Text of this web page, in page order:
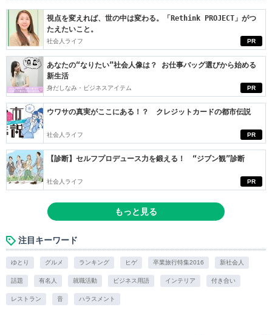
PR
視点を変えれば、世の中は変わる。「Rethink PROJECT」がつ
たえたいこと。
社会人ライフ
PR
あなたの“なりたい”社会人像は？ お仕事バッグ選びから始める
新生活
身だしなみ・ビジネスアイテム
PR
ウワサの真実がここにある！？ クレジットカードの都市伝説
社会人ライフ
PR
【診断】セルフプロデュース力を鍛える！ “ジブン観”診断
社会人ライフ
もっと見る
注目キーワード
ゆとり グルメ ランキング ヒゲ 卒業旅行特集2016 新社会人
話題 有名人 就職活動 ビジネス用語 インテリア 付き合い
レストラン 音 ハラスメント